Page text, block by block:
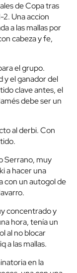
de Copa tras
2. Una accion
a las mallas por
cabeza y fe,
el grupo.
y el ganador del
clave antes, el
debe ser un
al derbi. Con
Serrano, muy
a hacer una
con un autogol de
concentrado y
hora, tenía un
al no blocar
a las mallas.
en la